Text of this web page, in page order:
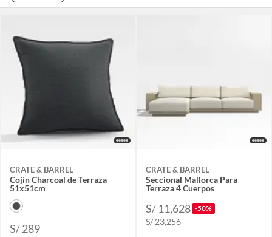
CRATE & BARREL
Cojín Charcoal de Terraza
51x51cm
S/ 289
CRATE & BARREL
Seccional Mallorca Para
Terraza 4 Cuerpos
S/ 11,628 -50%
S/ 23,256